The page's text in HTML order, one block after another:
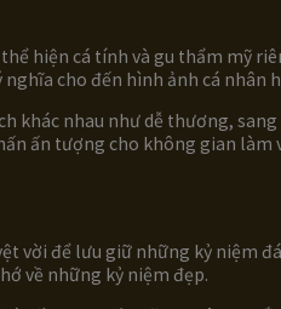
hiện cá tính và gu thẩm mỹ
cho đến hình ảnh cá nhân
khác nhau như dễ thương,
ấn tượng cho không gian
vời để lưu giữ những kỷ niệm
về những kỷ niệm đẹp.